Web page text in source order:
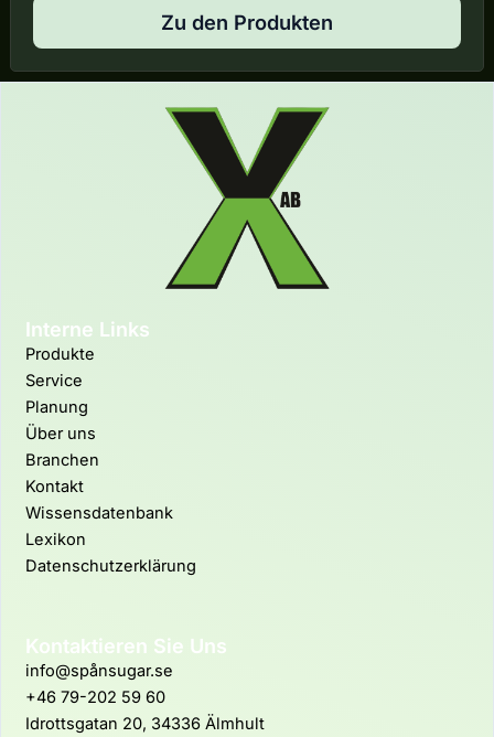
Zu den Produkten
Interne Links
Produkte
Service
Planung
Über uns
Branchen
Kontakt
Wissensdatenbank
Lexikon
Datenschutzerklärung
Kontaktieren Sie Uns
info@spånsugar.se
+46 79-202 59 60
Idrottsgatan 20, 34336 Älmhult